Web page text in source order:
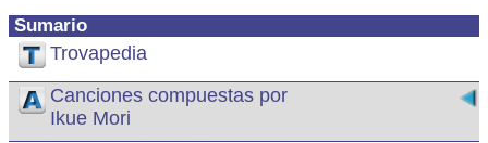
Sumario
Trovapedia
Canciones compuestas por
Ikue Mori